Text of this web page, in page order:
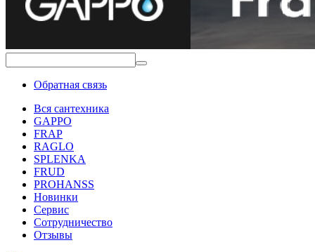
Обратная связь
Вся сантехника
GAPPO
FRAP
RAGLO
SPLENKA
FRUD
PROHANSS
Новинки
Сервис
Сотрудничество
Отзывы